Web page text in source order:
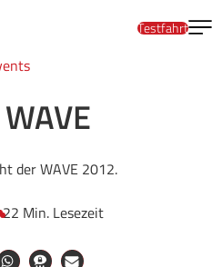
Testfahrt
der WAVE 2012.
22 Min. Lesezeit